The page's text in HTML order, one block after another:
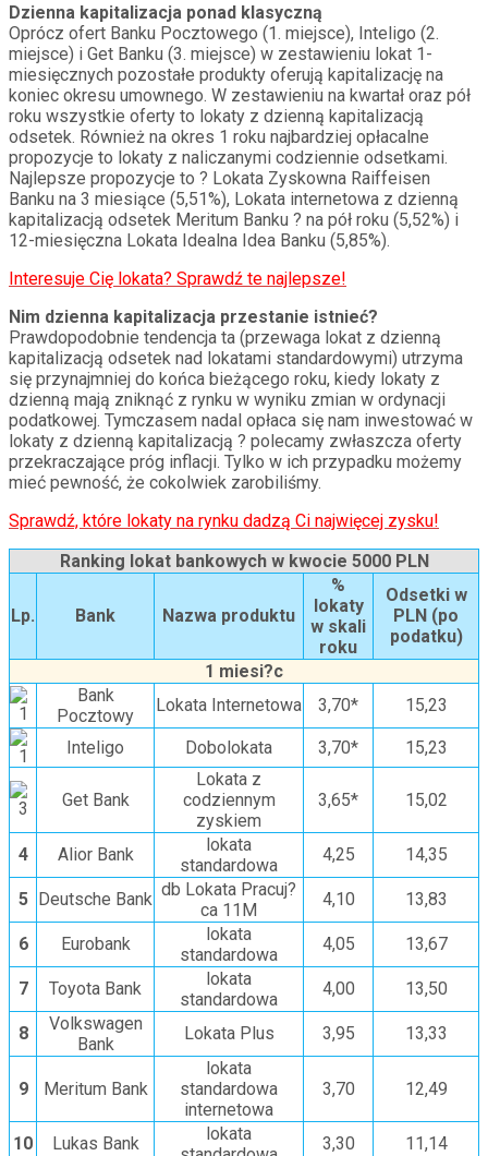
Dzienna kapitalizacja ponad klasyczną
Oprócz ofert Banku Pocztowego (1. miejsce), Inteligo (2.
miejsce) i Get Banku (3. miejsce) w zestawieniu lokat 1-
miesięcznych pozostałe produkty oferują kapitalizację na
koniec okresu umownego. W zestawieniu na kwartał oraz pół
roku wszystkie oferty to lokaty z dzienną kapitalizacją
odsetek. Również na okres 1 roku najbardziej opłacalne
propozycje to lokaty z naliczanymi codziennie odsetkami.
Najlepsze propozycje to ? Lokata Zyskowna Raiffeisen
Banku na 3 miesiące (5,51%), Lokata internetowa z dzienną
kapitalizacją odsetek Meritum Banku ? na pół roku (5,52%) i
12-miesięczna Lokata Idealna Idea Banku (5,85%).
Interesuje Cię lokata? Sprawdź te najlepsze!
Nim dzienna kapitalizacja przestanie istnieć?
Prawdopodobnie tendencja ta (przewaga lokat z dzienną
kapitalizacją odsetek nad lokatami standardowymi) utrzyma
się przynajmniej do końca bieżącego roku, kiedy lokaty z
dzienną mają zniknąć z rynku w wyniku zmian w ordynacji
podatkowej. Tymczasem nadal opłaca się nam inwestować w
lokaty z dzienną kapitalizacją ? polecamy zwłaszcza oferty
przekraczające próg inflacji. Tylko w ich przypadku możemy
mieć pewność, że cokolwiek zarobiliśmy.
Sprawdź, które lokaty na rynku dadzą Ci najwięcej zysku!
Ranking lokat bankowych w kwocie 5000 PLN
Lp. Bank Nazwa produktu
%
lokaty
w skali
roku
Odsetki w
PLN (po
podatku)
1 miesi?c
Bank
Pocztowy
Lokata Internetowa 3,70* 15,23
Inteligo Dobolokata 3,70* 15,23
Get Bank
Lokata z
codziennym
zyskiem
3,65* 15,02
4 Alior Bank
lokata
standardowa
4,25 14,35
5 Deutsche Bank db Lokata Pracuj?
ca 11M
4,10 13,83
6 Eurobank
lokata
standardowa
4,05 13,67
7 Toyota Bank
lokata
standardowa
4,00 13,50
8
Volkswagen
Bank
Lokata Plus 3,95 13,33
9 Meritum Bank
lokata
standardowa
internetowa
3,70 12,49
10 Lukas Bank
lokata
3,30 11,14